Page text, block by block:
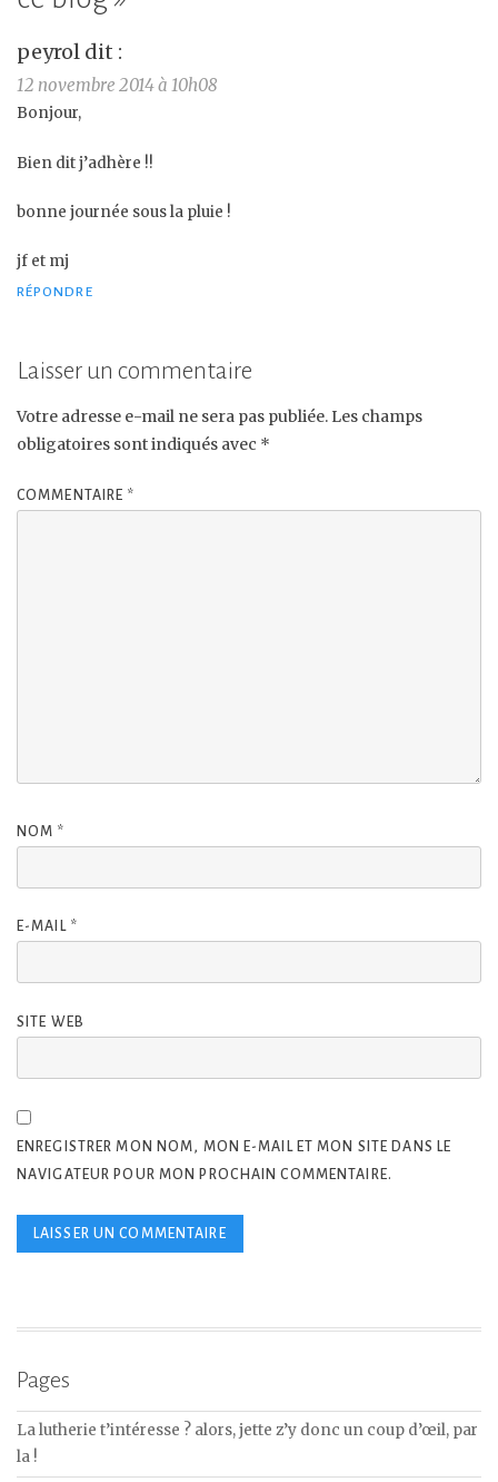
peyrol dit :
12 novembre 2014 à 10h08
Bonjour,
Bien dit j’adhère !!
bonne journée sous la pluie !
jf et mj
RÉPONDRE
Laisser un commentaire
Votre adresse e-mail ne sera pas publiée. Les champs
obligatoires sont indiqués avec *
COMMENTAIRE *
NOM *
E-MAIL *
SITE WEB
ENREGISTRER MON NOM, MON E-MAIL ET MON SITE DANS LE
NAVIGATEUR POUR MON PROCHAIN COMMENTAIRE.
Pages
La lutherie t’intéresse ? alors, jette z’y donc un coup d’œil, par
la !